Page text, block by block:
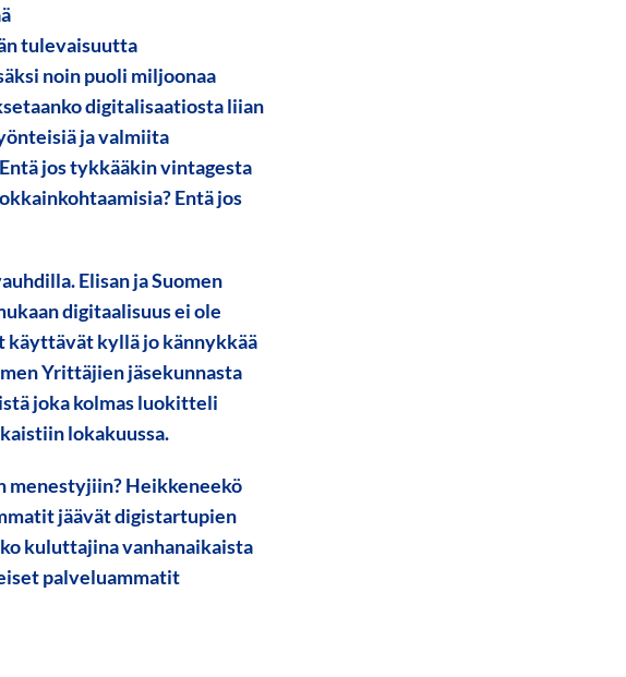
tulevaisuutta
noin puoli miljoonaa
digitalisaatiosta liian
ja valmiita
jos tykkääkin vintagesta
Entä jos
Elisan ja Suomen
digitaalisuus ei ole
käyttävät kyllä jo kännykkää
Yrittäjien jäsekunnasta
joka kolmas luokitteli
lokakuussa.
menestyjiin? Heikkeneekö
jäävät digistartupien
kuluttajina vanhanaikaista
palveluammatit